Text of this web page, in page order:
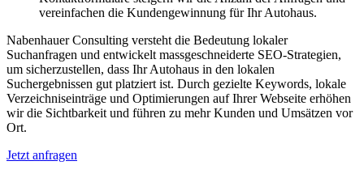
vereinfachen die Kundengewinnung für Ihr Autohaus.
Nabenhauer Consulting versteht die Bedeutung lokaler
Suchanfragen und entwickelt massgeschneiderte SEO-Strategien,
um sicherzustellen, dass Ihr Autohaus in den lokalen
Suchergebnissen gut platziert ist. Durch gezielte Keywords, lokale
Verzeichniseinträge und Optimierungen auf Ihrer Webseite erhöhen
wir die Sichtbarkeit und führen zu mehr Kunden und Umsätzen vor
Ort.
Jetzt anfragen